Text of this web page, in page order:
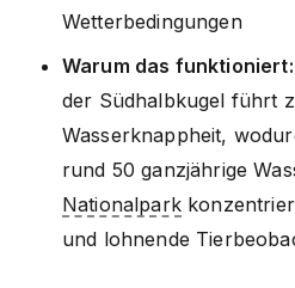
Wetterbedingungen
Warum das funktioniert:
der Südhalbkugel führt
Wasserknappheit,
rund 50 ganzjährige
Nationalpark
und lohnende